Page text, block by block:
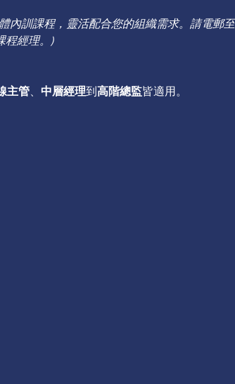
內訓課程，靈活配合您的組織需求。請電郵至
程經理。)
主管、 中層經理到 高階總監皆適用。